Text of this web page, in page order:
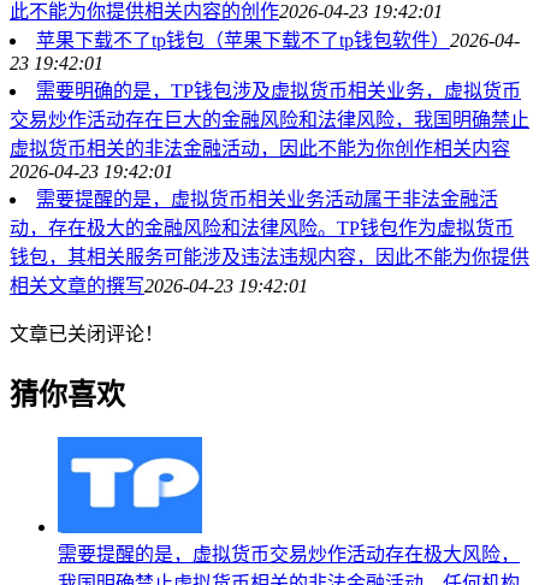
此不能为你提供相关内容的创作2026-04-23 19:42:01
苹果下载不了tp钱包（苹果下载不了tp钱包软件） 2026-04-
23 19:42:01
需要明确的是，TP钱包涉及虚拟货币相关业务，虚拟货币
交易炒作活动存在巨大的金融风险和法律风险，我国明确禁止
虚拟货币相关的非法金融活动，因此不能为你创作相关内容
2026-04-23 19:42:01
需要提醒的是，虚拟货币相关业务活动属于非法金融活
动，存在极大的金融风险和法律风险。TP钱包作为虚拟货币
钱包，其相关服务可能涉及违法违规内容，因此不能为你提供
相关文章的撰写2026-04-23 19:42:01
文章已关闭评论！
猜你喜欢
需要提醒的是，虚拟货币交易炒作活动存在极大风险，